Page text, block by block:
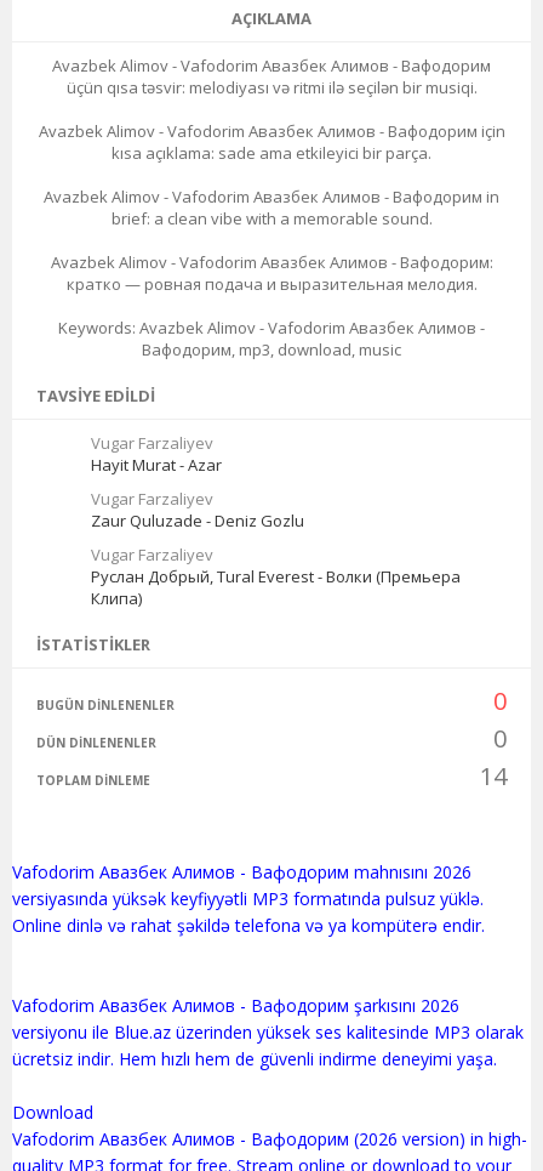
AÇIKLAMA
Avazbek Alimov - Vafodorim Авазбек Алимов - Вафодорим
üçün qısa təsvir: melodiyası və ritmi ilə seçilən bir musiqi.
Avazbek Alimov - Vafodorim Авазбек Алимов - Вафодорим için
kısa açıklama: sade ama etkileyici bir parça.
Avazbek Alimov - Vafodorim Авазбек Алимов - Вафодорим in
brief: a clean vibe with a memorable sound.
Avazbek Alimov - Vafodorim Авазбек Алимов - Вафодорим:
кратко — ровная подача и выразительная мелодия.
Keywords: Avazbek Alimov - Vafodorim Авазбек Алимов -
Вафодорим, mp3, download, music
TAVSIYE EDILDI
Vugar Farzaliyev
Hayit Murat - Azar
Vugar Farzaliyev
Zaur Quluzade - Deniz Gozlu
Vugar Farzaliyev
Руслан Добрый, Tural Everest - Волки (Премьера
Клипа)
İSTATISTIKLER
BUGÜN DINLENENLER 0
DÜN DINLENENLER 0
TOPLAM DINLEME 14
Vafodorim Авазбек Алимов - Вафодорим mahnısını 2026
versiyasında yüksək keyfiyyətli MP3 formatında pulsuz yüklə.
Online dinlə və rahat şəkildə telefona və ya kompüterə endir.
Vafodorim Авазбек Алимов - Вафодорим şarkısını 2026
versiyonu ile Blue.az üzerinden yüksek ses kalitesinde MP3 olarak
ücretsiz indir. Hem hızlı hem de güvenli indirme deneyimi yaşa.
Download
Vafodorim Авазбек Алимов - Вафодорим (2026 version) in high-
quality MP3 format for free. Stream online or download to your